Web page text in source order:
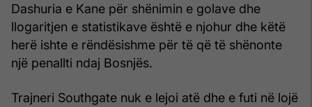
Dashuria e Kane për shënimin e golave ​​dhe
llogaritjen e statistikave është e njohur dhe këtë
herë ishte e rëndësishme për të që të shënonte
një penallti ndaj Bosnjës.
Trajneri Southgate nuk e lejoi atë dhe e futi në lojë